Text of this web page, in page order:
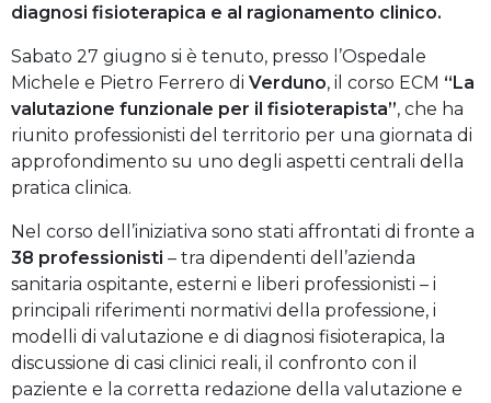
diagnosi fisioterapica e al ragionamento clinico.
Sabato 27 giugno si è tenuto, presso l’Ospedale
Michele e Pietro Ferrero di Verduno, il corso ECM “La
valutazione funzionale per il fisioterapista”, che ha
riunito professionisti del territorio per una giornata di
approfondimento su uno degli aspetti centrali della
pratica clinica.
Nel corso dell’iniziativa sono stati affrontati di fronte a
38 professionisti – tra dipendenti dell’azienda
sanitaria ospitante, esterni e liberi professionisti – i
principali riferimenti normativi della professione, i
modelli di valutazione e di diagnosi fisioterapica, la
discussione di casi clinici reali, il confronto con il
paziente e la corretta redazione della valutazione e